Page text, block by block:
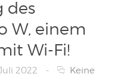
des
W, einem
Wi-Fi!
2022 -
Keine